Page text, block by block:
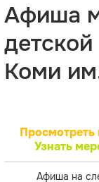
Афиша
Коми
Просмотреть
Узнать
Афиша на